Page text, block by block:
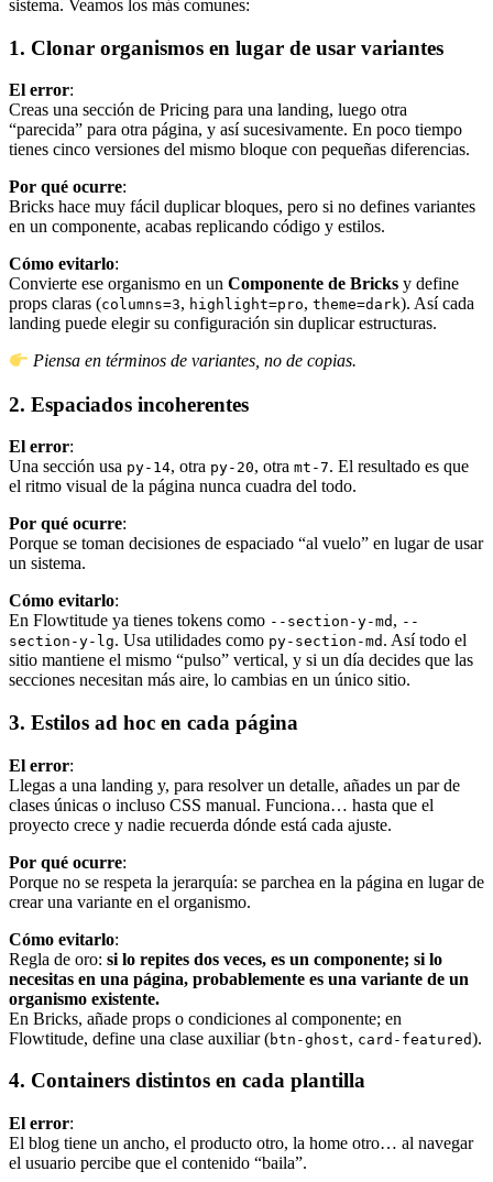
sistema. Veamos los más comunes:
1. Clonar organismos en lugar de usar variantes
El error:
Creas una sección de Pricing para una landing, luego otra
“parecida” para otra página, y así sucesivamente. En poco tiempo
tienes cinco versiones del mismo bloque con pequeñas diferencias.
Por qué ocurre:
Bricks hace muy fácil duplicar bloques, pero si no defines variantes
en un componente, acabas replicando código y estilos.
Cómo evitarlo:
Convierte ese organismo en un Componente de Bricks y define
props claras (columns=3, highlight=pro, theme=dark). Así cada
landing puede elegir su configuración sin duplicar estructuras.
Piensa en términos de variantes, no de copias.
2. Espaciados incoherentes
El error:
Una sección usa py-14, otra py-20, otra mt-7. El resultado es que
el ritmo visual de la página nunca cuadra del todo.
Por qué ocurre:
Porque se toman decisiones de espaciado “al vuelo” en lugar de usar
un sistema.
Cómo evitarlo:
En Flowtitude ya tienes tokens como --section-y-md , --
section-y-lg. Usa utilidades como py-section-md . Así todo el
sitio mantiene el mismo “pulso” vertical, y si un día decides que las
secciones necesitan más aire, lo cambias en un único sitio.
3. Estilos ad hoc en cada página
El error:
Llegas a una landing y, para resolver un detalle, añades un par de
clases únicas o incluso CSS manual. Funciona… hasta que el
proyecto crece y nadie recuerda dónde está cada ajuste.
Por qué ocurre:
Porque no se respeta la jerarquía: se parchea en la página en lugar de
crear una variante en el organismo.
Cómo evitarlo:
Regla de oro: si lo repites dos veces, es un componente; si lo
necesitas en una página, probablemente es una variante de un
organismo existente.
En Bricks, añade props o condiciones al componente; en
Flowtitude, define una clase auxiliar (btn-ghost, card-featured).
4. Containers distintos en cada plantilla
El error:
El blog tiene un ancho, el producto otro, la home otro… al navegar
el usuario percibe que el contenido “baila”.